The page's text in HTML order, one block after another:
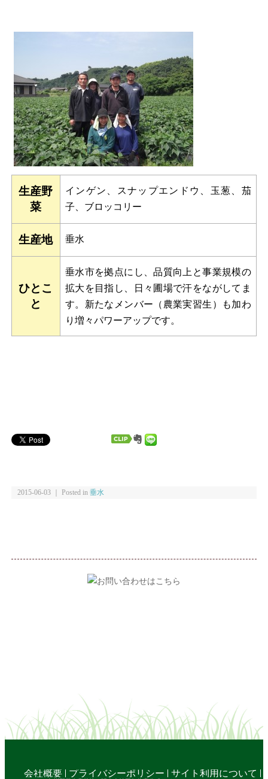
生産野
菜
インゲン、スナップエンドウ、玉葱、茄
子、ブロッコリー
生産地 垂水
ひとこ
と
垂水市を拠点にし、品質向上と事業規模の
拡大を目指し、日々圃場で汗をながしてま
す。新たなメンバー（農業実習生）も加わ
り増々パワーアップです。
2015-06-03 ｜ Posted in 垂水
会社概要 プライバシーポリシー サイト利用について